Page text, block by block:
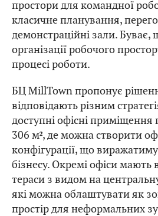
простори для командної
класичне планування,
демонстраційні зали. Буває,
організації робочого
процесі роботи.
БЦ MillTown пропонує
відповідають різним
доступні офісні
306 м², де можна створити
конфігурації, що
бізнесу. Окремі офіси мають
тераси з видом на
які можна облаштувати як
простір для неформальних